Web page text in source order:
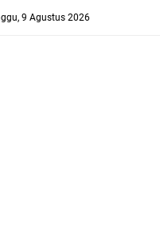
9 Agustus 2026